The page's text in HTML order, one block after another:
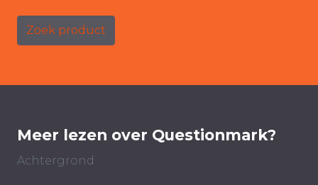
Zoek product
Meer lezen over Questionmark?
Achtergrond